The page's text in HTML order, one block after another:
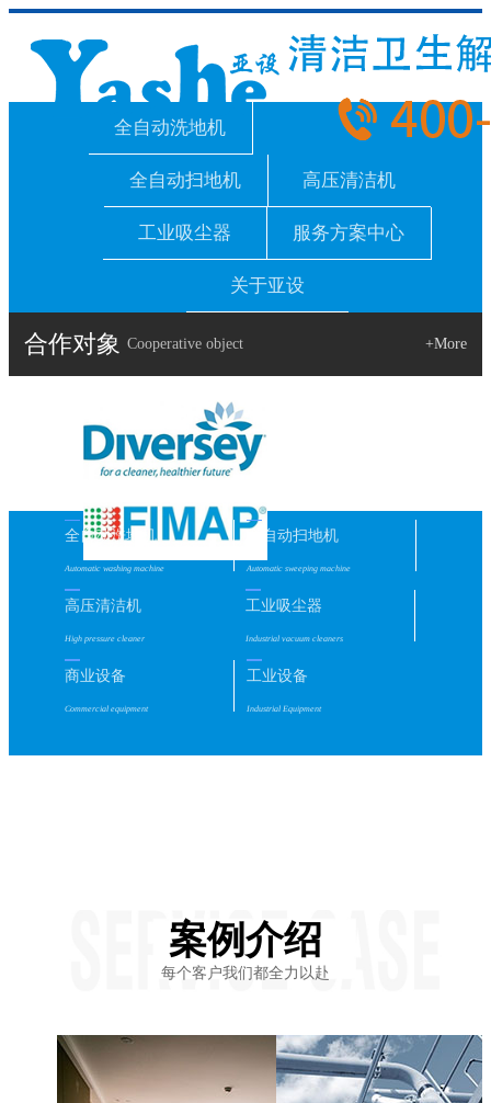
全自动洗地机
全自动扫地机 高压清洁机
工业吸尘器 服务方案中心
关于亚设
合作对象 Cooperative object +More
全自动洗地机
Automatic washing machine
全自动扫地机
Automatic sweeping machine
高压清洁机
High pressure cleaner
工业吸尘器
Industrial vacuum cleaners
商业设备
Commercial equipment
工业设备
Industrial Equipment
案例介绍
每个客户我们都全力以赴